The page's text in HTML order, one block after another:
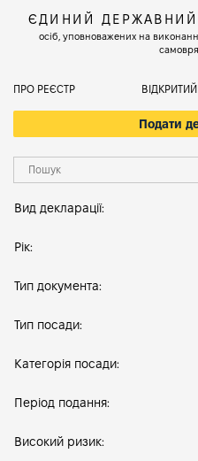
ЄДИНИЙ ДЕРЖАВНИЙ
осіб, уповноважених на
ПРО РЕЄСТР ВІДКРИТИЙ
Подати
Вид декларації:
Рік:
Тип документа:
Тип посади:
Категорія посади:
Період подання:
Високий ризик: